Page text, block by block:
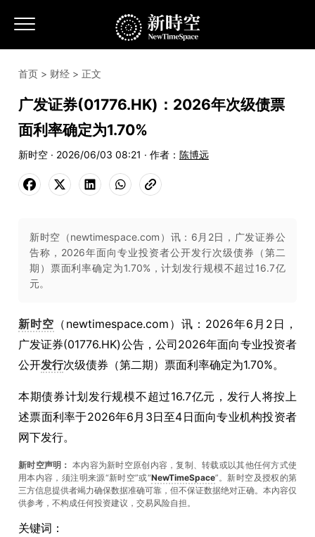
首页 > 财经 > 正文
广发证券(01776.HK)：2026年次级债票
面利率确定为1.70%
新时空 · 2026/06/03 08:21 · 作者： 陈博远
新时空（newtimespace.com）讯：6月2日，广发证券公
告称，2026年面向专业投资者公开发行次级债券（第二
期）票面利率确定为1.70%，计划发行规模不超过16.7亿
元。
新时空 （newtimespace.com）讯：2026年6月2日，
广发证券(01776.HK)公告，公司2026年面向专业投资者
公开发行次级债券（第二期）票面利率确定为1.70%。
本期债券计划发行规模不超过16.7亿元，发行人将按上
述票面利率于2026年6月3日至4日面向专业机构投资者
网下发行。
新时空声明： 本内容为新时空原创内容，复制、转载或以其他任何方式使
用本内容，须注明来源“新时空”或“NewTimeSpace”。新时空及授权的第
三方信息提供者竭力确保数据准确可靠，但不保证数据绝对正确。本內容仅
供参考，不构成任何投资建议，交易风险自担。
关键词：